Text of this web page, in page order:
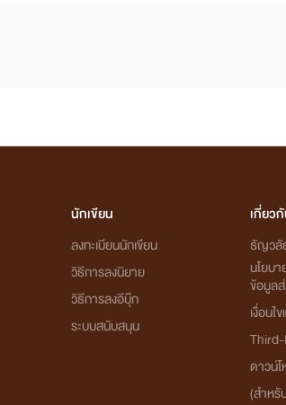
>>> นิยาย
>> Love
//
นักเขียน
ลงทะเบียนนักเขียน
วิธีการลงนิยาย
วิธีการลงอีบุ๊ก
ระบบสนับสนุน
เกี่ยว
ธัญวลั
นโยบ
ข้อมูล
เงื่อนไ
ดาวน์
(สำหรั